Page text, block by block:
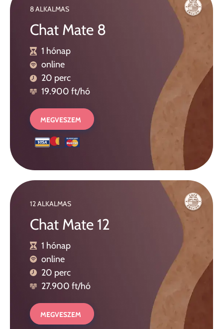
8 ALKALMAS
Chat Mate 8
1 hónap
online
20 perc
19.900 ft/hó
MEGVESZEM
12 ALKALMAS
Chat Mate 12
1 hónap
online
20 perc
27.900 ft/hó
MEGVESZEM